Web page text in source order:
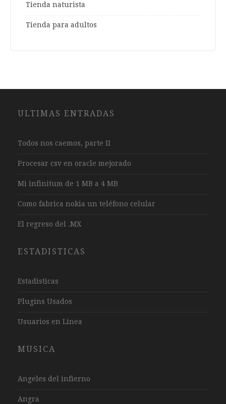
Tienda naturista
Tienda para adultos
ULTIMAS ENTRADAS
Todos nos caemos, parte II
Procesar csv en oracle mejorado
Mi infinitum de 1 MB a 4 MB
Como fabrica nokia un teléfono celular
El regreso del .MX
ESTADISTICAS
Estadisticas
Plugins Usados
Usuarios en Linea
MUSICA
Angeles del infierno
Angra